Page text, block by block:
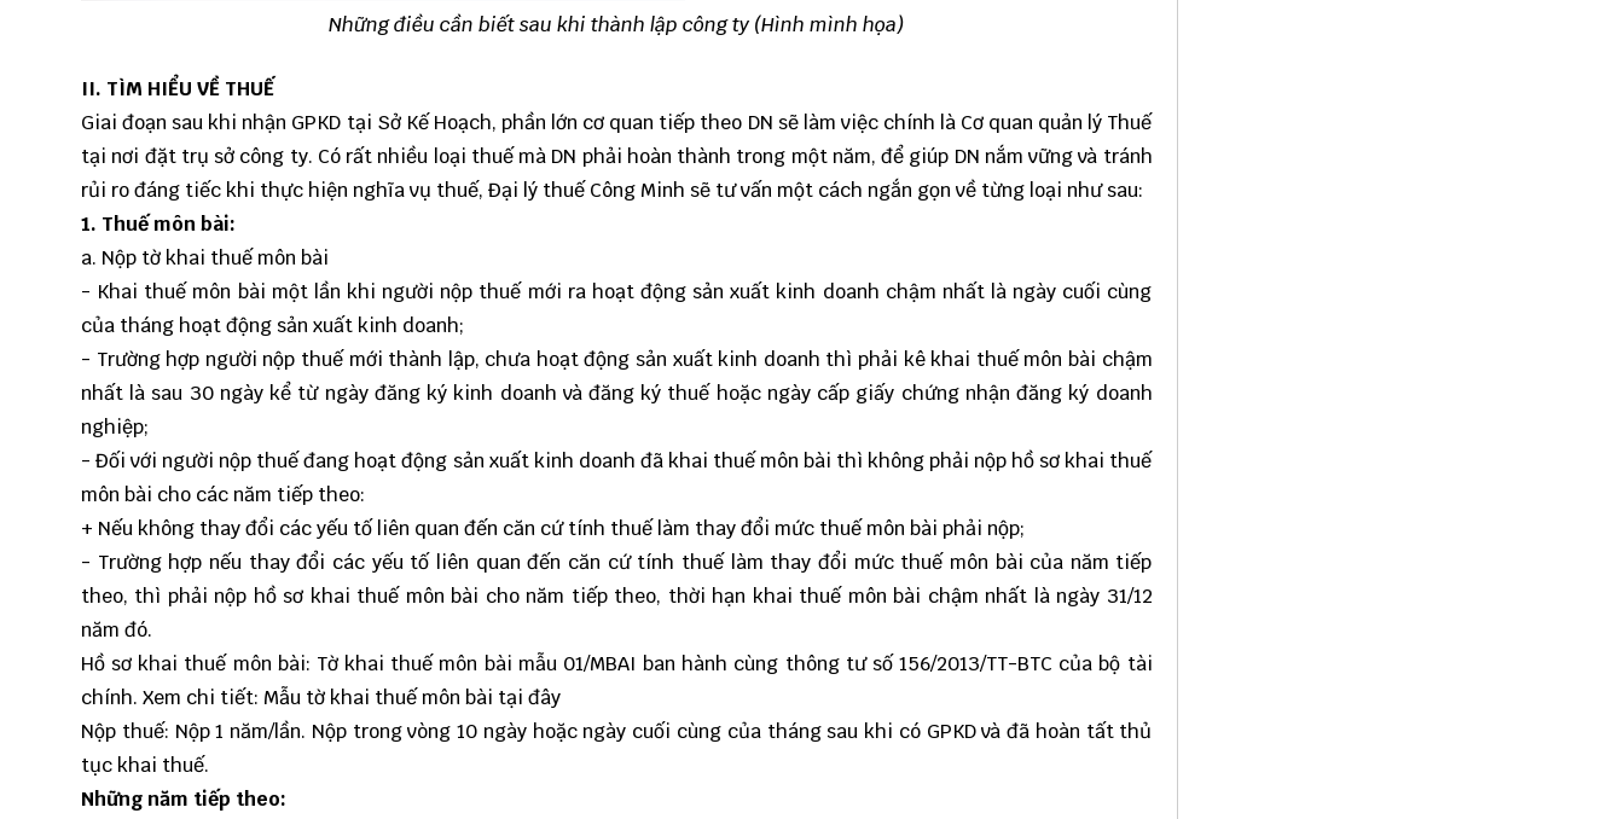
Những điều cần biết sau khi thành lập công ty (Hình mình họa)
II. TÌM HIỂU VỀ THUẾ
Giai đoạn sau khi nhận GPKD tại Sở Kế Hoạch, phần lớn cơ quan tiếp theo DN sẽ làm việc chính là Cơ quan quản lý Thuế
tại nơi đặt trụ sở công ty. Có rất nhiều loại thuế mà DN phải hoàn thành trong một năm, để giúp DN nắm vững và tránh
rủi ro đáng tiếc khi thực hiện nghĩa vụ thuế, Đại lý thuế Công Minh sẽ tư vấn một cách ngắn gọn về từng loại như sau:
1. Thuế môn bài:
a. Nộp tờ khai thuế môn bài
- Khai thuế môn bài một lần khi người nộp thuế mới ra hoạt động sản xuất kinh doanh chậm nhất là ngày cuối cùng
của tháng hoạt động sản xuất kinh doanh;
- Trường hợp người nộp thuế mới thành lập, chưa hoạt động sản xuất kinh doanh thì phải kê khai thuế môn bài chậm
nhất là sau 30 ngày kể từ ngày đăng ký kinh doanh và đăng ký thuế hoặc ngày cấp giấy chứng nhận đăng ký doanh
nghiệp;
- Đối với người nộp thuế đang hoạt động sản xuất kinh doanh đã khai thuế môn bài thì không phải nộp hồ sơ khai thuế
môn bài cho các năm tiếp theo:
+ Nếu không thay đổi các yếu tố liên quan đến căn cứ tính thuế làm thay đổi mức thuế môn bài phải nộp;
- Trường hợp nếu thay đổi các yếu tố liên quan đến căn cứ tính thuế làm thay đổi mức thuế môn bài của năm tiếp
theo, thì phải nộp hồ sơ khai thuế môn bài cho năm tiếp theo, thời hạn khai thuế môn bài chậm nhất là ngày 31/12
năm đó.
Hồ sơ khai thuế môn bài: Tờ khai thuế môn bài mẫu 01/MBAI ban hành cùng thông tư số 156/2013/TT-BTC của bộ tài
chính. Xem chi tiết: Mẫu tờ khai thuế môn bài tại đây
Nộp thuế: Nộp 1 năm/lần. Nộp trong vòng 10 ngày hoặc ngày cuối cùng của tháng sau khi có GPKD và đã hoàn tất thủ
tục khai thuế.
Những năm tiếp theo: